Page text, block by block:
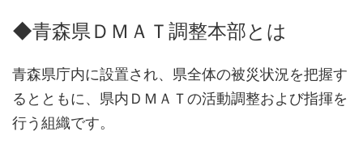
◆青森県ＤＭＡＴ調整本部とは
青森県庁内に設置され、県全体の被災状況を把握す
るとともに、県内ＤＭＡＴの活動調整および指揮を
行う組織です。